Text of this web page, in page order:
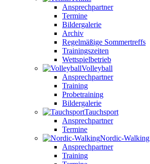
Ansprechpartner
Termine
Bildergalerie
Archiv
Regelmäßige Sommertreffs
Trainingszeiten
Wettspielbetrieb
Volleyball
Ansprechpartner
Training
Probetraining
Bildergalerie
Tauchsport
Ansprechpartner
Termine
Nordic-Walking
Ansprechpartner
Training